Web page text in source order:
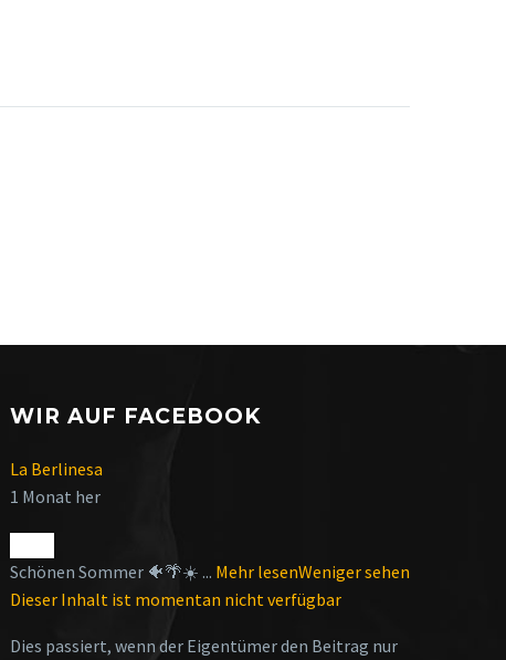
WIR AUF FACEBOOK
La Berlinesa
1 Monat her
Schönen Sommer 🐠🌴☀️ ... Mehr lesenWeniger sehen
Dieser Inhalt ist momentan nicht verfügbar
Dies passiert, wenn der Eigentümer den Beitrag nur